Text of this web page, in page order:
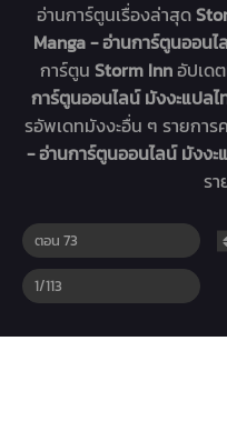
อ่านการ์ตูนเรื่องล่าสุด
Manga - อ่านการ์ตูนออน
การ์ตูน Storm Innอัปเด
การ์ตูนออนไลน์ มังงะแปล
รอัพเดทมังงะอื่น ๆ รายการ
- อ่านการ์ตูนออนไลน์ มังงะ
รา